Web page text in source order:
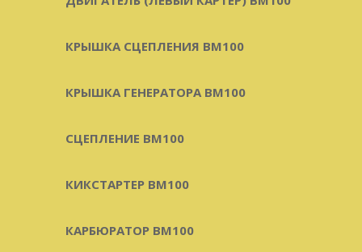
КРЫШКА СЦЕПЛЕНИЯ BM100
КРЫШКА ГЕНЕРАТОРА BM100
СЦЕПЛЕНИЕ BM100
КИКСТАРТЕР BM100
КАРБЮРАТОР BM100